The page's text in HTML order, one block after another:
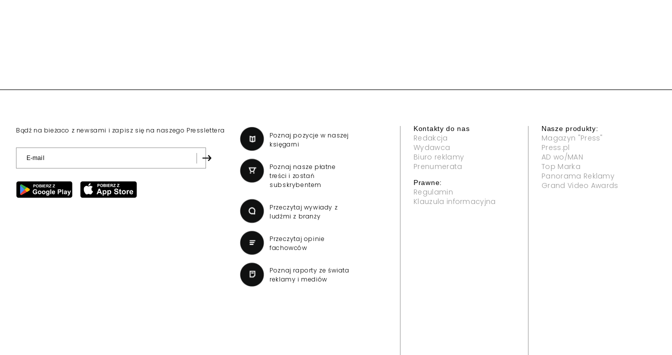
Bądź na bieżaco z newsami i zapisz się na naszego Presslettera
Poznaj pozycje w naszej
księgarni
Poznaj nasze płatne
treści i zostań
subskrybentem
Przeczytaj wywiady z
ludźmi z branży
Przeczytaj opinie
fachowców
Poznaj raporty ze świata
reklamy i mediów
Kontakty do nas
Redakcja
Wydawca
Biuro reklamy
Prenumerata
Prawne:
Regulamin
Klauzula informacyjna
Nasze produkty:
Magazyn "Press"
Press.pl
AD wo/MAN
Top Marka
Panorama Reklamy
Grand Video Awards